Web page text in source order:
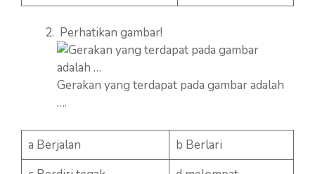
Perhatikan gambar!
Gerakan yang terdapat pada gambar adalah
….
a Berjalan
b Berlari